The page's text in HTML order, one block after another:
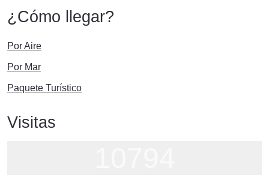
¿Cómo llegar?
Por Aire
Por Mar
Paquete Turístico
Visitas